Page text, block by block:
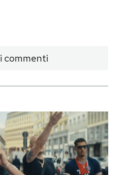
commenti